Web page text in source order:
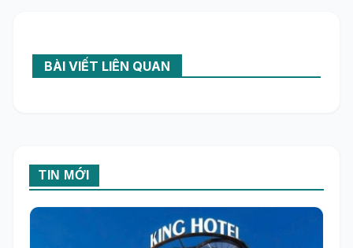
BÀI VIẾT LIÊN QUAN
TIN MỚI